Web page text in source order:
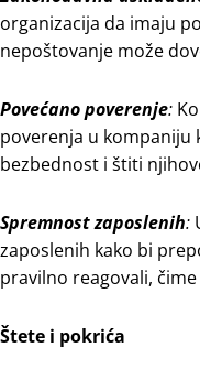
organizacija da imaju
nepoštovanje može
Povećano poverenje:
poverenja u kompaniju
bezbednost i štiti
Spremnost zaposlenih:
zaposlenih kako bi
pravilno reagovali,
Štete i pokrića